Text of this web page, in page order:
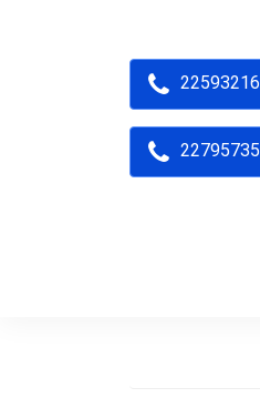
22593216
22795735